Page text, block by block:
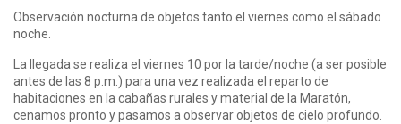
Observación nocturna de objetos tanto el viernes como el sábado
noche.
La llegada se realiza el viernes 10 por la tarde/noche (a ser posible
antes de las 8 p.m.) para una vez realizada el reparto de
habitaciones en la cabañas rurales y material de la Maratón,
cenamos pronto y pasamos a observar objetos de cielo profundo.